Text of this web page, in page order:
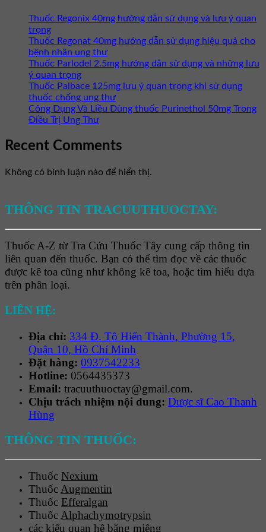
Thuốc Regonix 40mg hướng dẫn sử dụng và lưu ý quan
trọng
Thuốc Regonat 40mg hướng dẫn sử dụng hiệu quả cho
bệnh nhân ung thư
Thuốc Parlodel 2.5mg hướng dẫn sử dụng và những lưu
ý quan trọng
Thuốc Palbace 125mg lưu ý quan trọng khi sử dụng
thuốc chống ung thư
Công Dụng Và Liều Dùng thuốc Purinethol 50mg Trong
Điều Trị Ung Thư
Recent Comments
Không có bình luận nào để hiển thị.
THÔNG TIN TRACUUTHUOCTAY:
Thuốc A-Z từ Tra Cứu Thuốc Tây cung cấp thông tin
liên quan đến thuốc. Bạn có thể tìm đọc về các thuốc
được kê toa cũng như không kê toa, hoặc tìm hiểu dựa
trên phân loại.
LIÊN HỆ:
Địa chỉ: 334 Đ. Tô Hiến Thành, Phường 15,
Quận 10, Hồ Chí Minh
Đặt hàng: 0937542233
Hotline: 0564435373
Email: tracuuthuoctay@gmail.com.
Chịu trách nhiệm nội dung: Dược sĩ Cao Thanh
Hùng
THÔNG TIN THUỐC:
Thuốc Nexium
Thuốc Augmentin
Thuốc Efferalgan
Thuốc Alphachymotrypsin
các kiểu quan hệ bằng miệng